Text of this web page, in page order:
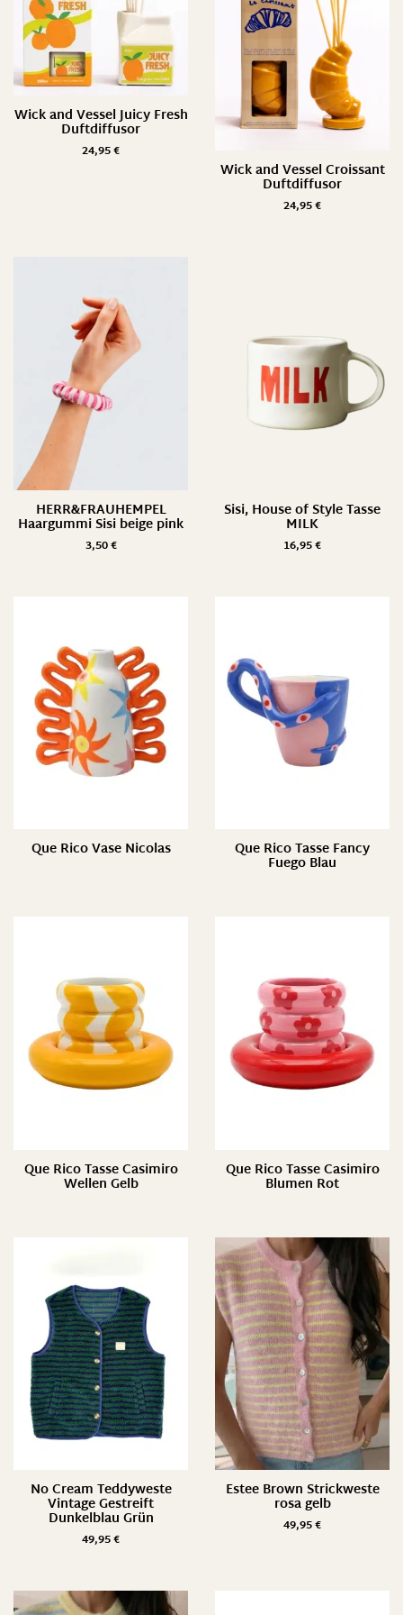
Wick and Vessel Juicy Fresh
Duftdiffusor
24,95€
Wick and Vessel Croissant
Duftdiffusor
24,95€
HERR&FRAUHEMPEL
Haargummi Sisi beige pink
3,50€
Sisi, House of Style Tasse
MILK
16,95€
Que Rico Vase Nicolas Que Rico Tasse Fancy
Fuego Blau
Que Rico Tasse Casimiro
Wellen Gelb
Que Rico Tasse Casimiro
Blumen Rot
No Cream Teddyweste
Vintage Gestreift
Dunkelblau Grün
49,95€
Estee Brown Strickweste
rosa gelb
49,95€